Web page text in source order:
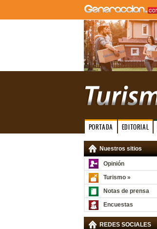
PORTADA EDITORIAL
Nuestros sitios
Opinión
Turismo »
Notas de prensa
Encuestas
REDES SOCIALES